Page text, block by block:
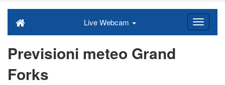
Live Webcam
Previsioni meteo Grand
Forks